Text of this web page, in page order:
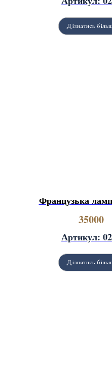
Дізнатись
Французька
35000
Артикул:
Дізнатись